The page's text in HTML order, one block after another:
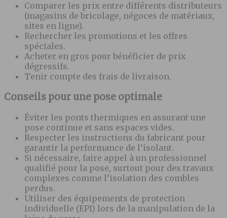
Comparer les prix entre différents distributeurs
(magasins de bricolage, négoces de matériaux,
sites en ligne).
Rechercher les promotions et les offres
spéciales.
Acheter en gros pour bénéficier de prix
dégressifs.
Tenir compte des frais de livraison.
Conseils pour une pose optimale
Éviter les ponts thermiques en assurant une
pose continue et sans espaces vides.
Respecter les instructions du fabricant pour
garantir la performance de l’isolant.
Si nécessaire, faire appel à un professionnel
qualifié pour la pose, surtout pour des travaux
complexes comme l’isolation des combles
perdus.
Utiliser des équipements de protection
individuelle (EPI) lors de la manipulation de la